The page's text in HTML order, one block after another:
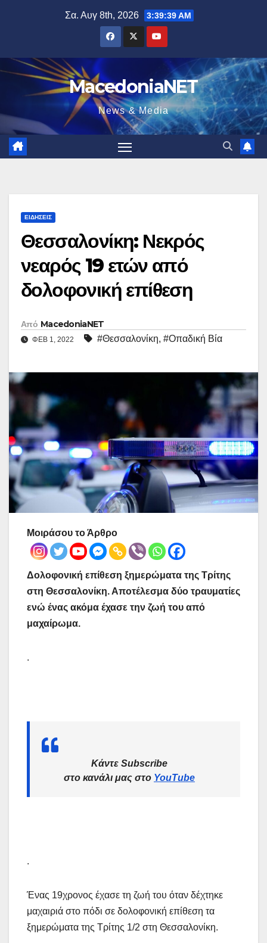
Σα. Αυγ 8th, 2026 3:39:40 AM
MacedoniaNET
News & Media
ΕΙΔΉΣΕΙΣ
Θεσσαλονίκη: Νεκρός
νεαρός 19 ετών από
δολοφονική επίθεση
Από MacedoniaNET
ΦΕΒ 1, 2022 #Θεσσαλονίκη, #Οπαδική Βία
Μοιράσου το Άρθρο
Δολοφονική επίθεση ξημερώματα της Τρίτης
στη Θεσσαλονίκη. Αποτέλεσμα δύο τραυματίες
ενώ ένας ακόμα έχασε την ζωή του από
μαχαίρωμα.
.
Κάντε Subscribe
στο κανάλι μας στο YouTube
.
Ένας 19χρονος έχασε τη ζωή του όταν δέχτηκε
μαχαιριά στο πόδι σε δολοφονική επίθεση τα
ξημερώματα της Τρίτης 1/2 στη Θεσσαλονίκη.